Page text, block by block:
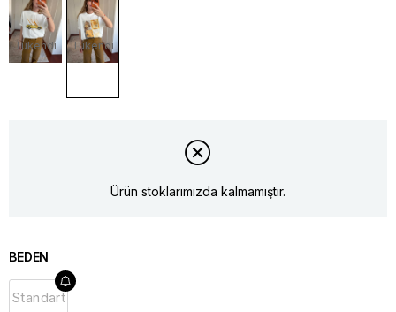
Tükendi Tükendi
Ürün stoklarımızda kalmamıştır.
BEDEN
Standart